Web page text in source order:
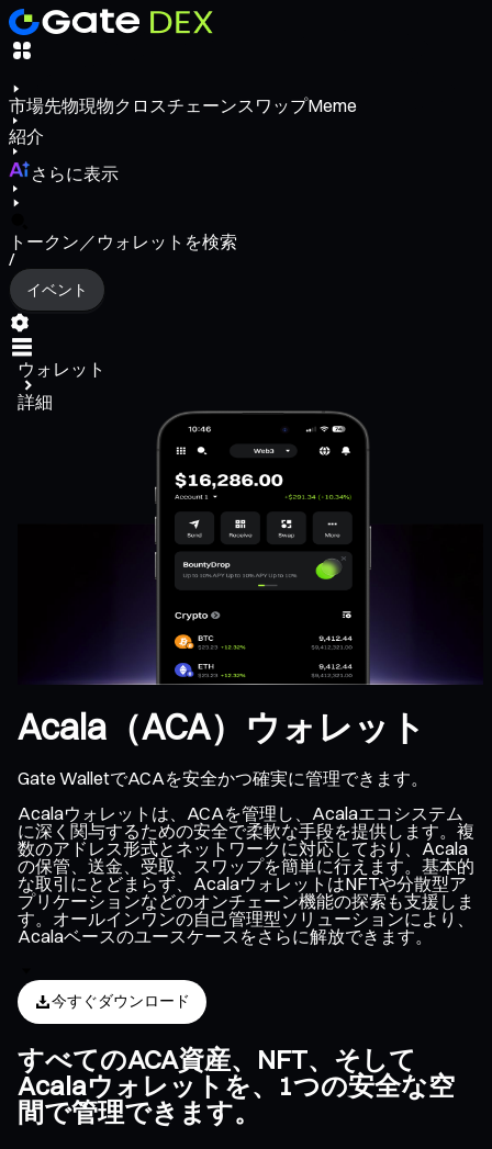
市場先物現物クロスチェーンスワップMeme
紹介
さらに表示
トークン／ウォレットを検索
/
イベント
ウォレット
詳細
Acala（ACA）ウォレット
Gate WalletでACAを安全かつ確実に管理できます。
Acalaウォレットは、ACAを管理し、Acalaエコシステム
に深く関与するための安全で柔軟な手段を提供します。複
数のアドレス形式とネットワークに対応しており、Acala
の保管、送金、受取、スワップを簡単に行えます。基本的
な取引にとどまらず、AcalaウォレットはNFTや分散型ア
プリケーションなどのオンチェーン機能の探索も支援しま
す。オールインワンの自己管理型ソリューションにより、
Acalaベースのユースケースをさらに解放できます。
今すぐダウンロード
すべてのACA資産、NFT、そして
Acalaウォレットを、1つの安全な空
間で管理できます。